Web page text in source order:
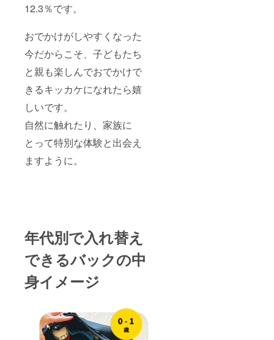
12.3％です。
おでかけがしやすくなった
今だからこそ、子どもたち
と親も楽しんでおでかけで
きるキッカケになれたら嬉
しいです。
自然に触れたり、家族に
とって特別な体験と出会え
ますように。
年代別で入れ替え
できるバックの中
身イメージ